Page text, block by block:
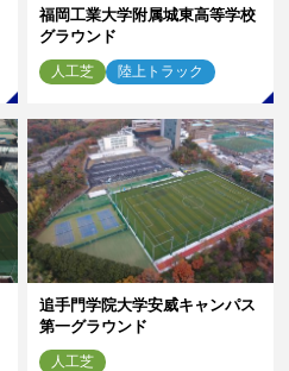
福岡工業大学附属城東高等学校
グラウンド
人工芝 陸上トラック
追手門学院大学安威キャンパス
第一グラウンド
人工芝